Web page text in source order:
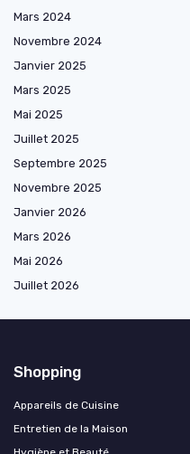
Mars 2024
Novembre 2024
Janvier 2025
Mars 2025
Mai 2025
Juillet 2025
Septembre 2025
Novembre 2025
Janvier 2026
Mars 2026
Mai 2026
Juillet 2026
Shopping
Appareils de Cuisine
Entretien de la Maison